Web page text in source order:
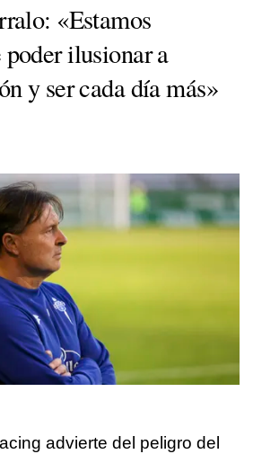
«Estamos
ilusionar a
y ser cada día más»
advierte del peligro del